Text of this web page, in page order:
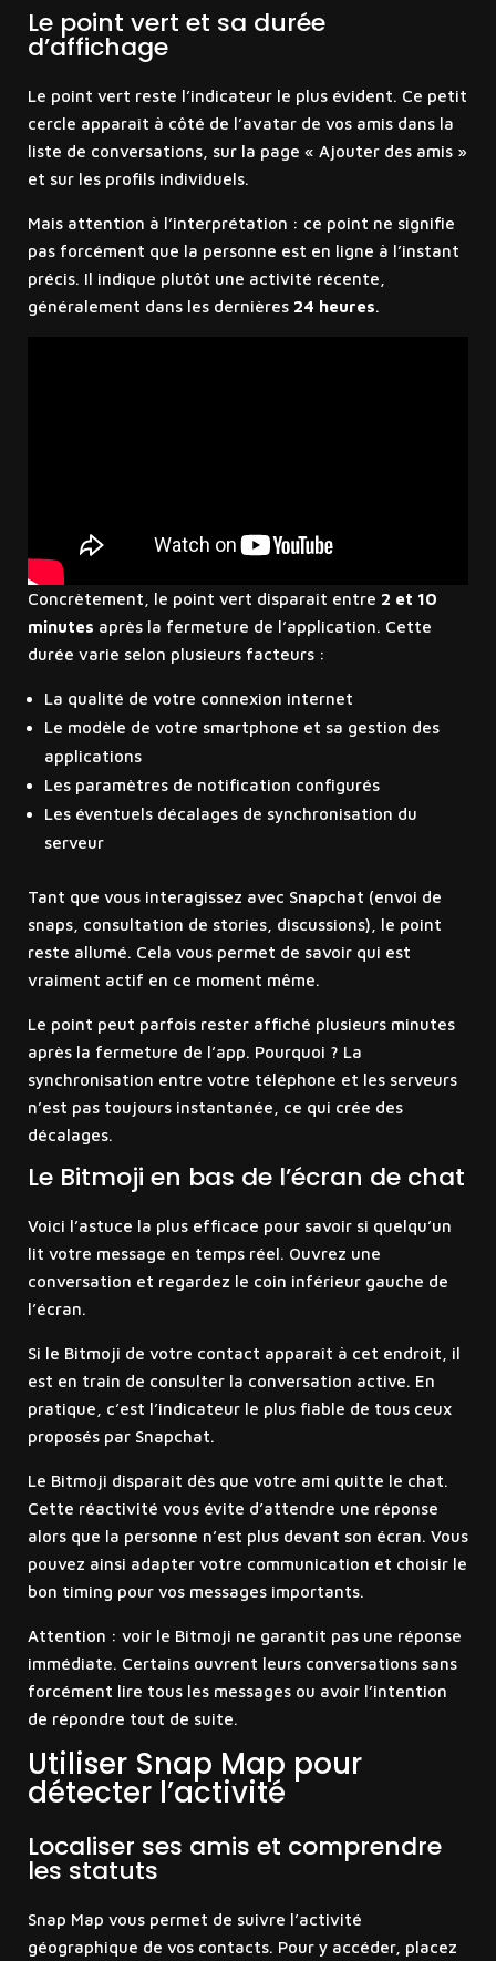
Le point vert et sa durée
d’affichage
Le point vert reste l’indicateur le plus évident. Ce petit
cercle apparaît à côté de l’avatar de vos amis dans la
liste de conversations, sur la page « Ajouter des amis »
et sur les profils individuels.
Mais attention à l’interprétation : ce point ne signifie
pas forcément que la personne est en ligne à l’instant
précis. Il indique plutôt une activité récente,
généralement dans les dernières 24 heures.
Concrètement, le point vert disparaît entre 2 et 10
minutes après la fermeture de l’application. Cette
durée varie selon plusieurs facteurs :
La qualité de votre connexion internet
Le modèle de votre smartphone et sa gestion des
applications
Les paramètres de notification configurés
Les éventuels décalages de synchronisation du
serveur
Tant que vous interagissez avec Snapchat (envoi de
snaps, consultation de stories, discussions), le point
reste allumé. Cela vous permet de savoir qui est
vraiment actif en ce moment même.
Le point peut parfois rester affiché plusieurs minutes
après la fermeture de l’app. Pourquoi ? La
synchronisation entre votre téléphone et les serveurs
n’est pas toujours instantanée, ce qui crée des
décalages.
Le Bitmoji en bas de l’écran de chat
Voici l’astuce la plus efficace pour savoir si quelqu’un
lit votre message en temps réel. Ouvrez une
conversation et regardez le coin inférieur gauche de
l’écran.
Si le Bitmoji de votre contact apparaît à cet endroit, il
est en train de consulter la conversation active. En
pratique, c’est l’indicateur le plus fiable de tous ceux
proposés par Snapchat.
Le Bitmoji disparaît dès que votre ami quitte le chat.
Cette réactivité vous évite d’attendre une réponse
alors que la personne n’est plus devant son écran. Vous
pouvez ainsi adapter votre communication et choisir le
bon timing pour vos messages importants.
Attention : voir le Bitmoji ne garantit pas une réponse
immédiate. Certains ouvrent leurs conversations sans
forcément lire tous les messages ou avoir l’intention
de répondre tout de suite.
Utiliser Snap Map pour
détecter l’activité
Localiser ses amis et comprendre
les statuts
Snap Map vous permet de suivre l’activité
géographique de vos contacts. Pour y accéder, placez